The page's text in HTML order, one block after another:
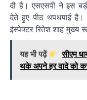
दी है। एसएसपी ने इस
देते हुए पीठ थपथपाई है।
इंस्पेक्टर रितेश शाह मुख्य
यह भी पढ़ें
सीएम
थके अपने हर वादे को